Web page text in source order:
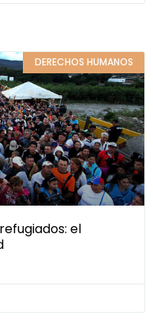
DERECHOS HUMANOS
el